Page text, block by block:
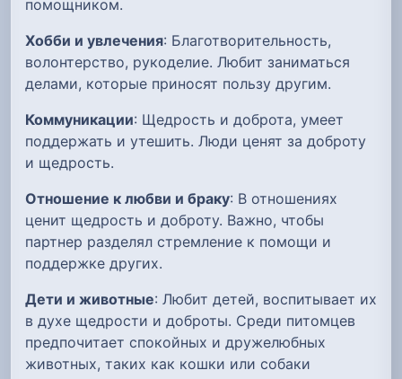
помощником.
Хобби и увлечения: Благотворительность,
волонтерство, рукоделие. Любит заниматься
делами, которые приносят пользу другим.
Коммуникации: Щедрость и доброта, умеет
поддержать и утешить. Люди ценят за доброту
и щедрость.
Отношение к любви и браку: В отношениях
ценит щедрость и доброту. Важно, чтобы
партнер разделял стремление к помощи и
поддержке других.
Дети и животные: Любит детей, воспитывает их
в духе щедрости и доброты. Среди питомцев
предпочитает спокойных и дружелюбных
животных, таких как кошки или собаки